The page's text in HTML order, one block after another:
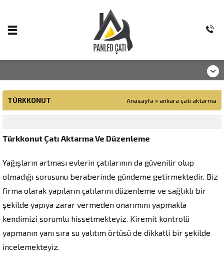
TÜRKKONUT Anasayfa » ankara çatı aktarma
Türkkonut Çatı Aktarma Ve Düzenleme
Yağışların artması evlerin çatılarının da güvenilir olup
olmadığı sorusunu beraberinde gündeme getirmektedir. Biz
firma olarak yapıların çatılarını düzenleme ve sağlıklı bir
şekilde yapıya zarar vermeden onarımını yapmakla
kendimizi sorumlu hissetmekteyiz. Kiremit kontrolü
yapmanın yanı sıra su yalıtım örtüsü de dikkatli bir şekilde
incelemekteyiz.